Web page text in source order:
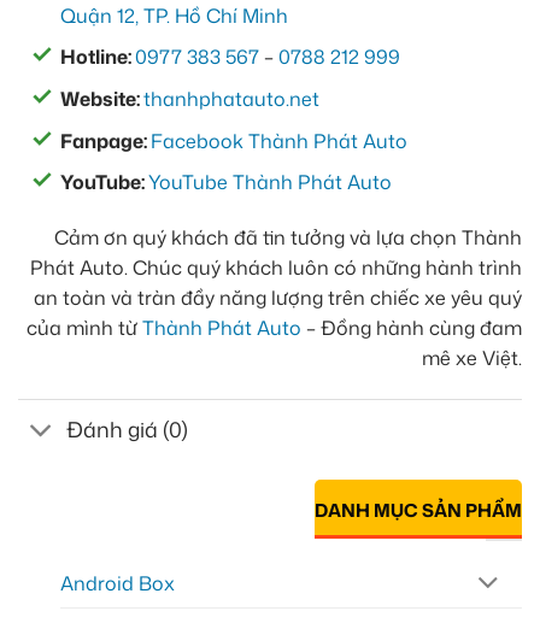
Quận 12, TP. Hồ Chí Minh
Hotline:0977 383 567 –0788 212 999
Website:thanhphatauto.net
Fanpage:Facebook Thành Phát Auto
YouTube:YouTube Thành Phát Auto
Cảm ơn quý khách đã tin tưởng và lựa chọn Thành
Phát Auto. Chúc quý khách luôn có những hành trình
an toàn và tràn đầy năng lượng trên chiếc xe yêu quý
của mình từThành Phát Auto – Đồng hành cùng đam
mê xe Việt.
Đánh giá (0)
DANH MỤC SẢN PHẨM
Android Box